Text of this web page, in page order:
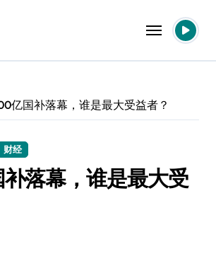
亿国补落幕，谁是最大受益者？
财经
落幕，谁是最大受